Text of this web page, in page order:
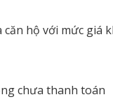
hộ với mức giá
chưa thanh toán